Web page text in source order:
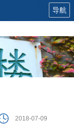
导航
2018-07-09